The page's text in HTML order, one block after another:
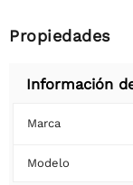
Propiedades
Información
Marca
Modelo